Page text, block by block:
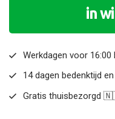
in
Werkdagen voor
14 dagen bedenktijd
Gratis